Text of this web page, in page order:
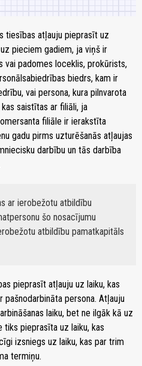
tiesības atļauju pieprasīt uz
pieciem gadiem, ja viņš ir
padomes loceklis, prokūrists,
biedrs, kam ir
vai persona, kura pilnvarota
saistītas ar filiāli, ja
filiāle ir ierakstīta
gadu pirms uzturēšanās atļaujas
darbību un tās darbība
ar ierobežotu atbildību
šo nosacījumu
atbildību pamatkapitāls
pieprasīt atļauju uz laiku, kas
pašnodarbināta persona. Atļauju
laiku, bet ne ilgāk kā uz
pieprasīta uz laiku, kas
izsniegs uz laiku, kas par trim
termiņu.